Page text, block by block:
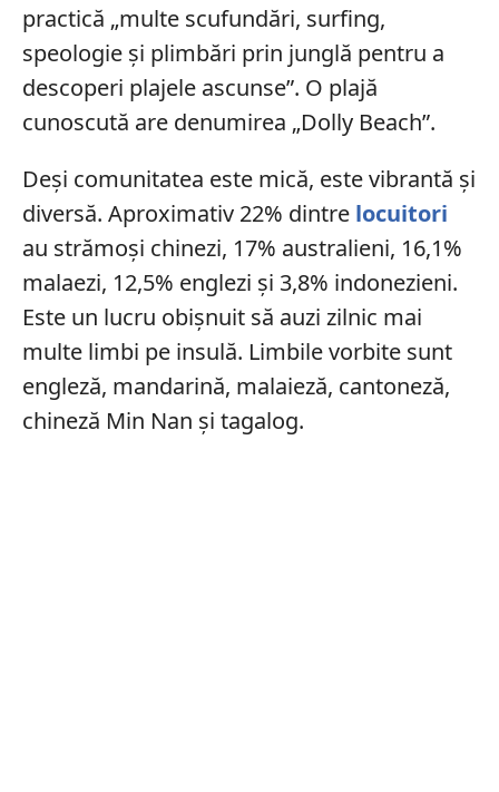
practică „multe scufundări, surfing,
speologie și plimbări prin junglă pentru a
descoperi plajele ascunse”. O plajă
cunoscută are denumirea „Dolly Beach”.
Deși comunitatea este mică, este vibrantă și
diversă. Aproximativ 22% dintre locuitori
au strămoși chinezi, 17% australieni, 16,1%
malaezi, 12,5% englezi și 3,8% indonezieni.
Este un lucru obișnuit să auzi zilnic mai
multe limbi pe insulă. Limbile vorbite sunt
engleză, mandarină, malaieză, cantoneză,
chineză Min Nan și tagalog.